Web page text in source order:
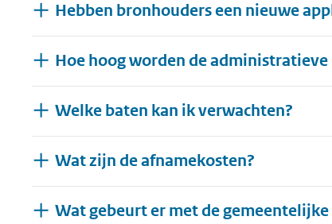
Hebben bronhouders een nieuwe
Hoe hoog worden de
Welke baten kan ik verwachten?
Wat zijn de afnamekosten?
Wat gebeurt er met de